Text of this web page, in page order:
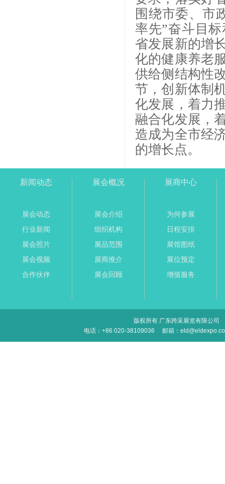
围绕市委、市
率先”奋斗目
省发展新的增
化的健康养老
供给侧结构性
节，创新体制
化发展，着力
融合化发展，
造成为全市经
的增长点。
新闻动态
展会动态
行业新闻
展会照片
展会视频
合作伙伴
展会概况
展会介绍
组织机构
展品范围
展商推介
展会回顾
展商中心
为何参展
日程安排
展馆图纸
展位预定
增值服务
版权所有 广东跨采展览有限公司
电话：+86 020-38109036
邮箱：